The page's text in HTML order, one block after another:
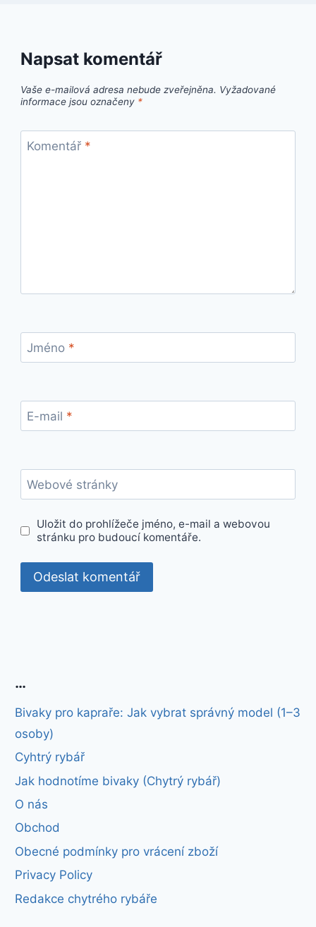
Napsat komentář
Vaše e-mailová adresa nebude zveřejněna. Vyžadované
informace jsou označeny *
Komentář *
Jméno *
E-mail *
Webové stránky
Uložit do prohlížeče jméno, e-mail a webovou
stránku pro budoucí komentáře.
…
Bivaky pro kapraře: Jak vybrat správný model (1–3
osoby)
Cyhtrý rybář
Jak hodnotíme bivaky (Chytrý rybář)
O nás
Obchod
Obecné podmínky pro vrácení zboží
Privacy Policy
Redakce chytrého rybáře